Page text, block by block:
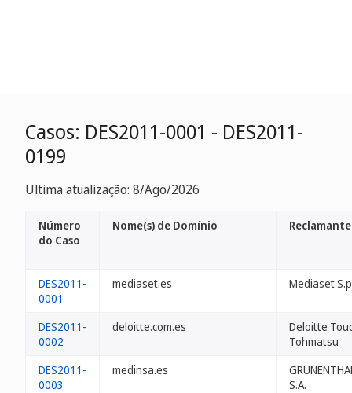
Casos: DES2011-0001 - DES2011-
0199
Ultima atualização: 8/Ago/2026
Número
do Caso
Nome(s) de Domínio Reclamante
DES2011-
0001
mediaset.es Mediaset
DES2011-
0002
deloitte.com.es
Deloitte
Tohmatsu
DES2011-
0003
medinsa.es
S.A.